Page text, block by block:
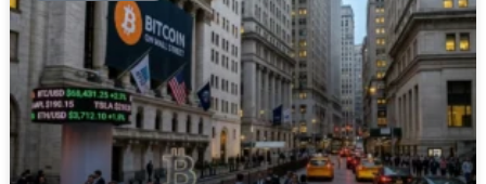
Táto firma si objednala desaťtisíce
ťažobných zariadení→